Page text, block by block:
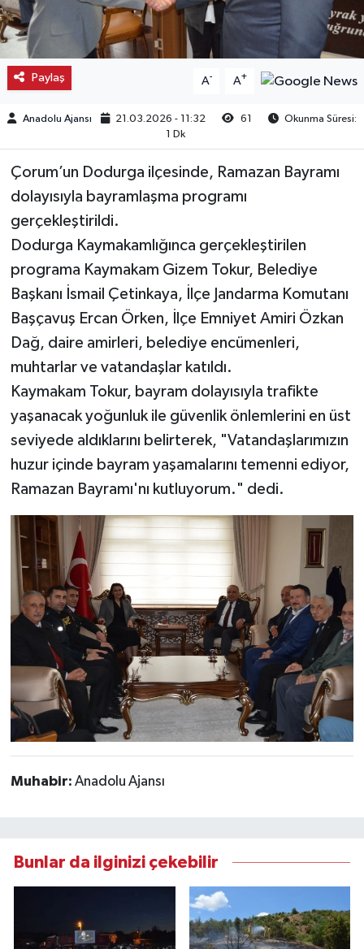
Paylaş A- A+
Anadolu Ajansı 21.03.2026 - 11:32 61
Okunma Süresi:
1 Dk
Çorum’un Dodurga ilçesinde, Ramazan Bayramı
dolayısıyla bayramlaşma programı
gerçekleştirildi.
Dodurga Kaymakamlığınca gerçekleştirilen
programa Kaymakam Gizem Tokur, Belediye
Başkanı İsmail Çetinkaya, İlçe Jandarma Komutanı
Başçavuş Ercan Örken, İlçe Emniyet Amiri Özkan
Dağ, daire amirleri, belediye encümenleri,
muhtarlar ve vatandaşlar katıldı.
Kaymakam Tokur, bayram dolayısıyla trafikte
yaşanacak yoğunluk ile güvenlik önlemlerini en üst
seviyede aldıklarını belirterek, "Vatandaşlarımızın
huzur içinde bayram yaşamalarını temenni ediyor,
Ramazan Bayramı'nı kutluyorum." dedi.
Muhabir: Anadolu Ajansı
Bunlar da ilginizi çekebilir
Laçin
Mecitözü
Oğuzlar
Ortaköy
Osmancık
Sungurlu
Uğurludağ
Sağlık